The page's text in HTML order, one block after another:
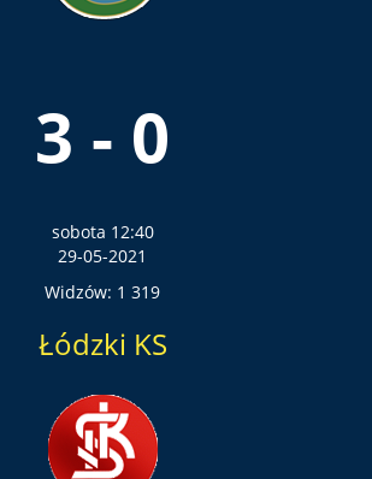
3 - 0
sobota 12:40
29-05-2021
Widzów: 1 319
Łódzki KS